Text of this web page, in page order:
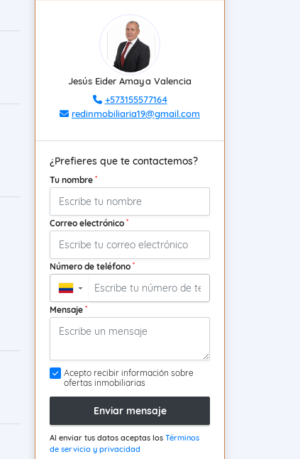
Jesús Eider Amaya Valencia
+573155577164
redinmobiliaria19@gmail.com
¿Prefieres que te contactemos?
Tu nombre *
Correo electrónico *
Número de teléfono *
▼
Mensaje *
Acepto recibir información sobre
ofertas inmobiliarias
Enviar mensaje
Al enviar tus datos aceptas los Términos
de servicio y privacidad